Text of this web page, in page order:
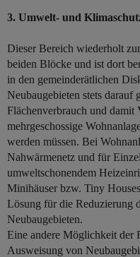
3. Umwelt- und
Dieser Bereich wiederholt
beiden Blöcke und ist dort
in den gemeinderätlichen
Neubaugebieten stets darauf
Flächenverbrauch und damit
mehrgeschossige
werden müssen. Bei
Nahwärmenetz und für
umweltschonendem
Minihäuser bzw. Tiny
Lösung für die Reduzierung
Neubaugebieten.
Eine andere Möglichkeit der
Ausweisung von